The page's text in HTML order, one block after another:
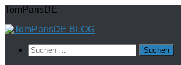
Zum
springen
TomParisDE
Suchen
nach: